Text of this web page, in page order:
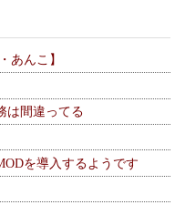
あんこ】
は間違ってる
を導入するようです